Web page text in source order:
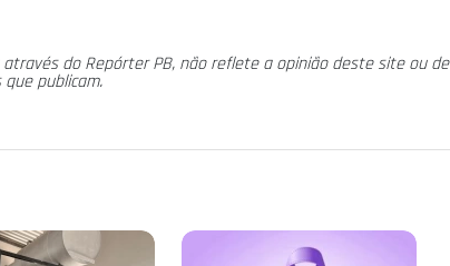
do Repórter PB, não reflete a opinião deste site ou de
publicam.